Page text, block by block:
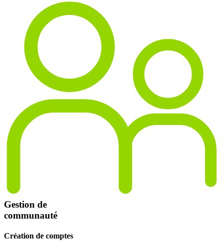
Gestion de
communauté
Création de comptes